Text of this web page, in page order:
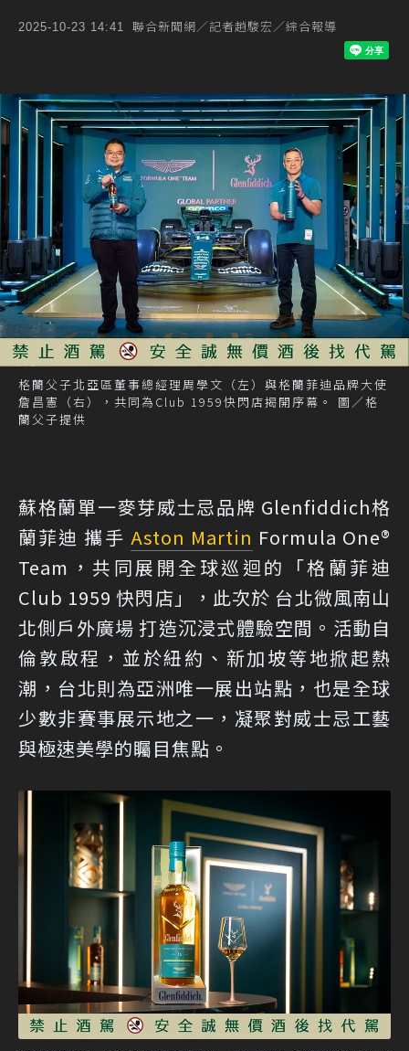
2025-10-23 14:41 聯合新聞網／記者趙駿宏／綜合報導
格蘭父子北亞區董事總經理周學文（左）與格蘭菲迪品牌大使
詹昌憲（右），共同為Club 1959快閃店揭開序幕。 圖／格
蘭父子提供
蘇格蘭單一麥芽威士忌品牌 Glenfiddich格
蘭菲迪 攜手 Aston Martin Formula One®
Team，共同展開全球巡迴的「格蘭菲迪
Club 1959 快閃店」，此次於 台北微風南山
北側戶外廣場 打造沉浸式體驗空間。活動自
倫敦啟程，並於紐約、新加坡等地掀起熱
潮，台北則為亞洲唯一展出站點，也是全球
少數非賽事展示地之一，凝聚對威士忌工藝
與極速美學的矚目焦點。